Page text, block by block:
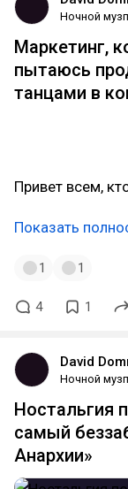
Ночной
Маркетинг,
пытаюсь
танцами в
Привет всем,
Показать
1 1
4 1
David
Ночной
Ностальгия
самый
Анархии»